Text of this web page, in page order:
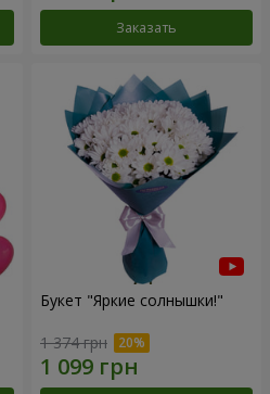
Заказать
Букет "Яркие солнышки!"
1 374 грн